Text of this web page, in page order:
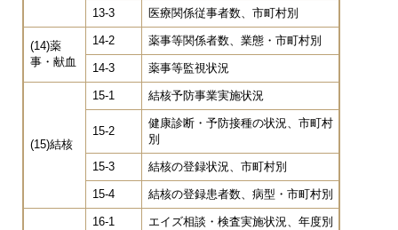
13-3 医療関係従事者数、市町村別
(14)薬
事・献血
14-2 薬事等関係者数、業態・市町村別
14-3 薬事等監視状況
(15)結核
15-1 結核予防事業実施状況
15-2
健康診断・予防接種の状況、市町村
別
15-3 結核の登録状況、市町村別
15-4 結核の登録患者数、病型・市町村別
16-1 エイズ相談・検査実施状況、年度別